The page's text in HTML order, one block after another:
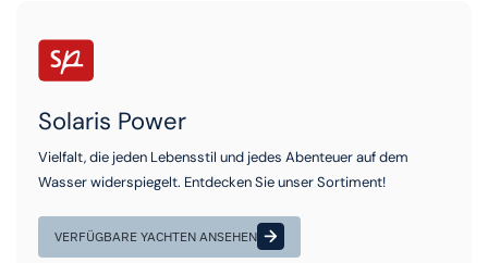
Solaris Power
Vielfalt, die jeden Lebensstil und jedes Abenteuer auf dem
Wasser widerspiegelt. Entdecken Sie unser Sortiment!
VERFÜGBARE YACHTEN ANSEHEN